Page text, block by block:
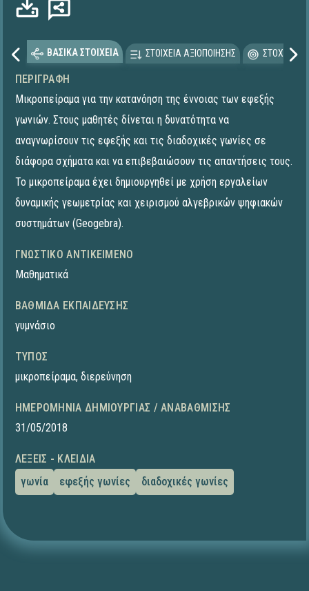
ΒΑΣΙΚΑ ΣΤΟΙΧΕΙΑ ΣΤΟΙΧΕΙΑ ΑΞΙΟΠΟΙΗΣΗΣ
ΠΕΡΙΓΡΑΦΉ
Μικροπείραμα για την κατανόηση της έννοιας των εφεξής
γωνιών. Στους μαθητές δίνεται η δυνατότητα να
αναγνωρίσουν τις εφεξής και τις διαδοχικές γωνίες σε
διάφορα σχήματα και να επιβεβαιώσουν τις απαντήσεις τους.
To μικροπείραμα έχει δημιουργηθεί με χρήση εργαλείων
δυναμικής γεωμετρίας και χειρισμού αλγεβρικών ψηφιακών
συστημάτων (Geogebra).
ΓΝΩΣΤΙΚΌ ΑΝΤΙΚΕΊΜΕΝΟ
Μαθηματικά
ΒΑΘΜΊΔΑ ΕΚΠΑΊΔΕΥΣΗΣ
γυμνάσιο
ΤΎΠΟΣ
μικροπείραμα, διερεύνηση
ΗΜΕΡΟΜΗΝΊΑ ΔΗΜΙΟΥΡΓΊΑΣ / ΑΝΑΒΆΘΜΙΣΗΣ
31/05/2018
ΛΈΞΕΙΣ - ΚΛΕΙΔΙΆ
γωνία
εφεξής γωνίες διαδοχικές γωνίες